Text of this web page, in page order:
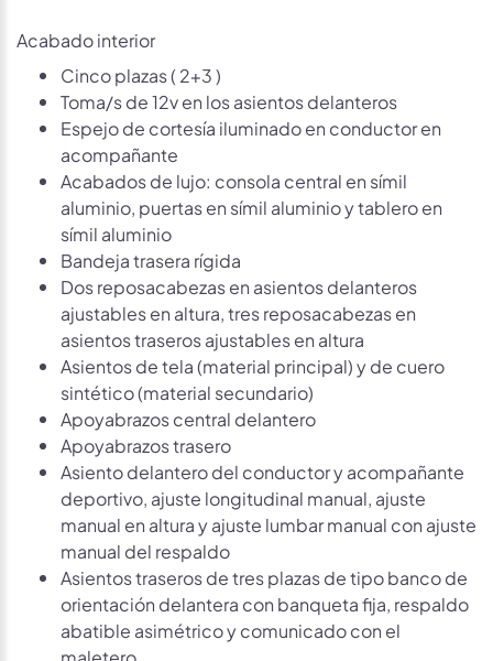
Acabado interior
Cinco plazas ( 2+3 )
Toma/s de 12v en los asientos delanteros
Espejo de cortesía iluminado en conductor en
acompañante
Acabados de lujo: consola central en símil
aluminio, puertas en símil aluminio y tablero en
símil aluminio
Bandeja trasera rígida
Dos reposacabezas en asientos delanteros
ajustables en altura, tres reposacabezas en
asientos traseros ajustables en altura
Asientos de tela (material principal) y de cuero
sintético (material secundario)
Apoyabrazos central delantero
Apoyabrazos trasero
Asiento delantero del conductor y acompañante
deportivo, ajuste longitudinal manual, ajuste
manual en altura y ajuste lumbar manual con ajuste
manual del respaldo
Asientos traseros de tres plazas de tipo banco de
orientación delantera con banqueta fija, respaldo
abatible asimétrico y comunicado con el
maletero